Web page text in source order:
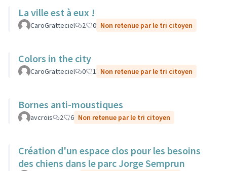
La ville est à eux !
CaroGratteciel 2 0 Non retenue par le tri citoyen
Colors in the city
CaroGratteciel 0 1 Non retenue par le tri citoyen
Bornes anti-moustiques
avcrois 2 6 Non retenue par le tri citoyen
Création d'un espace clos pour les besoins
des chiens dans le parc Jorge Semprun